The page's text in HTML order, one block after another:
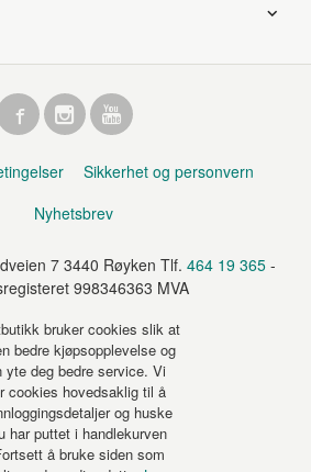
Sikkerhet og personvern
Nyhetsbrev
7 3440 Røyken Tlf. 464 19 365 -
998346363 MVA
bruker cookies slik at
bedre kjøpsopplevelse og
yte deg bedre service. Vi
cookies hovedsaklig til å
og huske
har puttet i handlekurven
å bruke siden som